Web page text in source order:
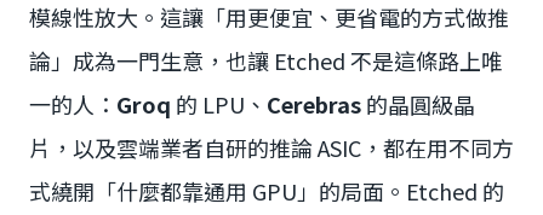
模線性放大。這讓「用更便宜、更省電的方式做推
論」成為一門生意，也讓 Etched 不是這條路上唯
一的人： Groq 的 LPU、 Cerebras的晶圓級晶
片，以及雲端業者自研的推論 ASIC，都在用不同方
式繞開「什麼都靠通用 GPU」的局面。Etched 的